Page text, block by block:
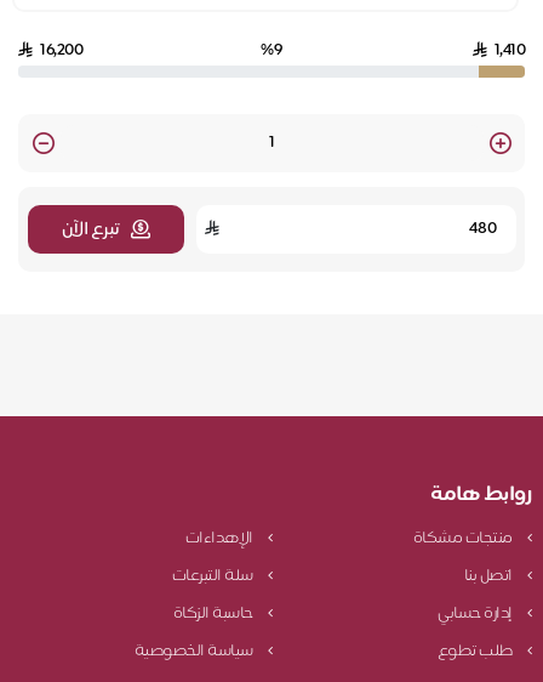
1,410
%9
16,200
Quantity
تبرع الآن
روابط هامة
منتجات مشكاة
الإهداءات
اتصل بنا
سلة التبرعات
إدارة حسابي
حاسبة الزكاة
طلب تطوع
سياسة الخصوصية